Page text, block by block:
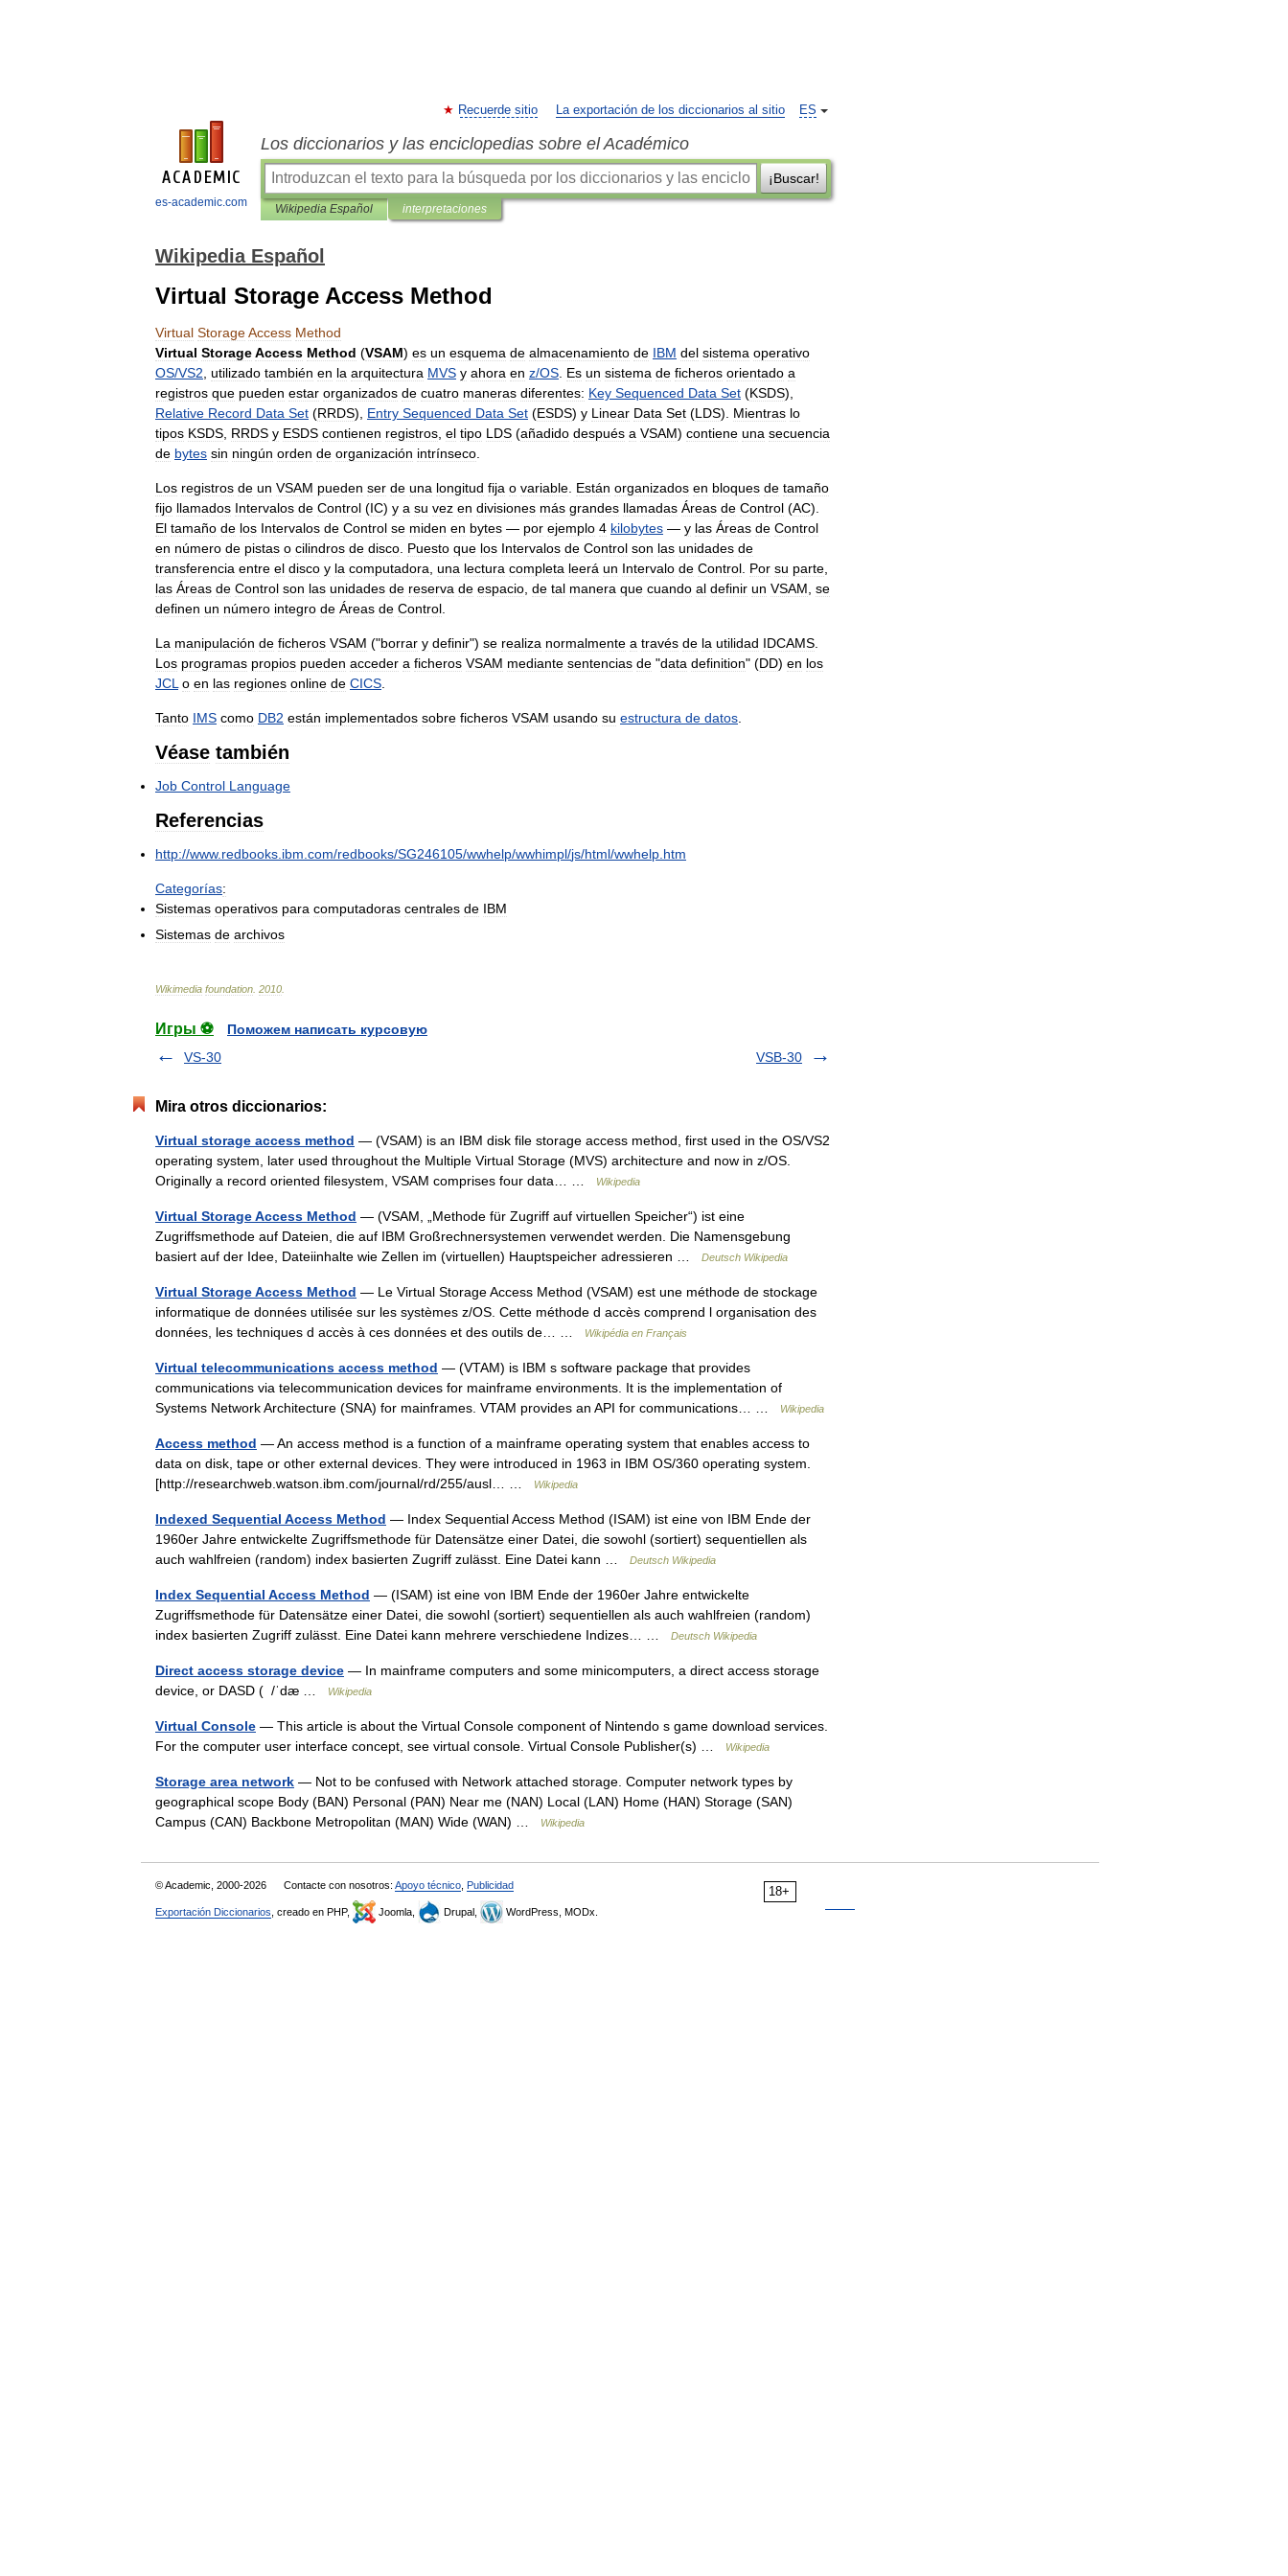
es-academic.com
ES
Recuerde sitio La exportación de los diccionarios al sitio
Los diccionarios y las enciclopedias sobre el Académico
¡Buscar!
Wikipedia Español interpretaciones
Wikipedia Español
Virtual Storage Access Method
Virtual StorageAccess Method
Virtual StorageAccess Method (VSAM) es un esquema de almacenamiento de IBM del sistema operativo
OS/VS2 utilizado también en la arquitectura MVS y ahora en z/OS Es un sistema de ficheros orientado a
registros que pueden estar organizados de cuatro maneras diferentes: Key Sequenced Data Set (KSDS),
Relative Record Data Set (RRDS), Entry Sequenced Data Set (ESDS) y Linear Data Set (LDS). Mientras lo
tipos KSDS RRDS y ESDS contienen registros el tipo LDS (añadido después a VSAM) contiene una secuencia
de bytes sin ningún orden de organización intrínseco
Los registros de un VSAM pueden ser de una longitud fija o variable Están organizados en bloques de tamaño
fijo llamados Intervalos de Control (IC) y a su vez en divisiones más grandes llamadas Áreas de Control (AC).
El tamaño de los Intervalos de Control se miden en bytes — por ejemplo 4 kilobytes — y las Áreas de Control
en número de pistas o cilindros de disco Puesto que los Intervalos de Control son las unidades de
transferencia entre el disco y la computadora una lectura completa leerá un Intervalo de Control Por su parte
las Áreas de Control son las unidades de reserva de espacio de tal manera que cuando al definir un VSAM se
definen un número integro de Áreas de Control
La manipulación de ficheros VSAM ("borrar y definir") se realiza normalmente a través de la utilidad IDCAMS
Los programas propios pueden acceder a ficheros VSAM mediante sentencias de "data definition" (DD) en los
JCL o en las regiones online de CICS
Tanto IMS como DB2 están implementados sobre ficheros VSAM usando su estructura de datos
Véase también
Job Control Language
Referencias
http://www. redbooks ibm com/redbooks/SG246105/wwhelp/wwhimpl/js/html/wwhelp htm
Categorías:
Sistemas operativos para computadoras centrales de IBM
Sistemas de archivos
Wikimedia foundation 2010
Игры ⚽
Поможем написать курсовую
VS-30
VSB-30
Mira otros diccionarios:
Virtual storage access method — (VSAM) is an IBM disk file storage access method, first used in the OS/VS2
operating system, later used throughout the Multiple Virtual Storage (MVS) architecture and now in z/OS.
Originally a record oriented filesystem, VSAM comprises four data… …
Wikipedia
Virtual Storage Access Method — (VSAM, „Methode für Zugriff auf virtuellen Speicher“) ist eine
Zugriffsmethode auf Dateien, die auf IBM Großrechnersystemen verwendet werden. Die Namensgebung
basiert auf der Idee, Dateiinhalte wie Zellen im (virtuellen) Hauptspeicher adressieren …
Deutsch Wikipedia
Virtual Storage Access Method — Le Virtual Storage Access Method (VSAM) est une méthode de stockage
informatique de données utilisée sur les systèmes z/OS. Cette méthode d accès comprend l organisation des
données, les techniques d accès à ces données et des outils de… …
Wikipédia en Français
Virtual telecommunications access method — (VTAM) is IBM s software package that provides
communications via telecommunication devices for mainframe environments. It is the implementation of
Systems Network Architecture (SNA) for mainframes. VTAM provides an API for communications… …
Wikipedia
Access method — An access method is a function of a mainframe operating system that enables access to
data on disk, tape or other external devices. They were introduced in 1963 in IBM OS/360 operating system.
[http://researchweb.watson.ibm.com/journal/rd/255/ausl… …
Wikipedia
Indexed Sequential Access Method — Index Sequential Access Method (ISAM) ist eine von IBM Ende der
1960er Jahre entwickelte Zugriffsmethode für Datensätze einer Datei, die sowohl (sortiert) sequentiellen als
auch wahlfreien (random) index basierten Zugriff zulässt. Eine Datei kann …
Deutsch Wikipedia
Index Sequential Access Method — (ISAM) ist eine von IBM Ende der 1960er Jahre entwickelte
Zugriffsmethode für Datensätze einer Datei, die sowohl (sortiert) sequentiellen als auch wahlfreien (random)
index basierten Zugriff zulässt. Eine Datei kann mehrere verschiedene Indizes… …
Deutsch Wikipedia
Direct access storage device — In mainframe computers and some minicomputers, a direct access storage
device, or DASD ( /ˈdæ …
Wikipedia
Virtual Console — This article is about the Virtual Console component of Nintendo s game download services.
For the computer user interface concept, see virtual console. Virtual Console Publisher(s) …
Wikipedia
Storage area network — Not to be confused with Network attached storage. Computer network types by
geographical scope Body (BAN) Personal (PAN) Near me (NAN) Local (LAN) Home (HAN) Storage (SAN)
Campus (CAN) Backbone Metropolitan (MAN) Wide (WAN) …
Wikipedia
18+
© Academic, 2000-2026 Contacte con nosotros: Apoyo técnico Publicidad
Exportación Diccionarios , creado en PHP, Joomla, Drupal, WordPress, MODx.